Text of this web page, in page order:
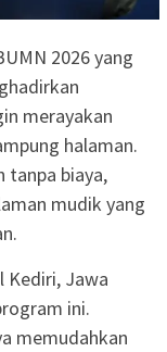
2026 yang
merayakan
halaman.
tanpa biaya,
mudik yang
Kediri, Jawa
ini.
memudahkan